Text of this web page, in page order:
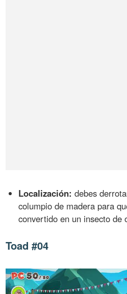
Localización: debes
columpio de madera para
convertido en un insecto de
Toad #04